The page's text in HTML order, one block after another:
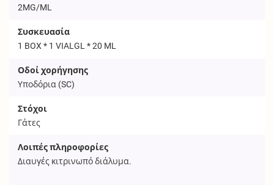
2MG/ML
Συσκευασία
1 BOX * 1 VIALGL * 20 ML
Οδοί χορήγησης
Υποδόρια (SC)
Στόχοι
Γάτες
Λοιπές πληροφορίες
Διαυγές κιτρινωπό διάλυμα.